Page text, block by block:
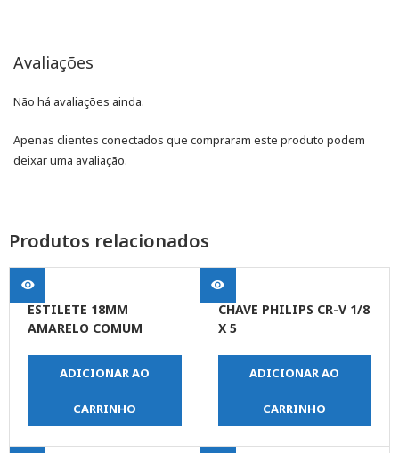
Avaliações
Não há avaliações ainda.
Apenas clientes conectados que compraram este produto podem
deixar uma avaliação.
Produtos relacionados
ESTILETE 18MM
AMARELO COMUM
ADICIONAR AO
CARRINHO
CHAVE PHILIPS CR-V 1/8
X 5
ADICIONAR AO
CARRINHO